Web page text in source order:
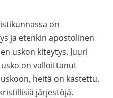
on
ja etenkin apostolinen
uskon kiteytys. Juuri
on valloittanut
heitä on kastettu.
järjestöjä.